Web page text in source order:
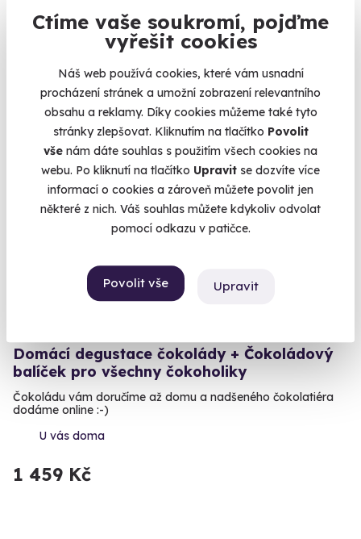
Ctíme vaše soukromí, pojďme
vyřešit cookies
Náš web používá cookies, které vám usnadní
procházení stránek a umožní zobrazení relevantního
obsahu a reklamy. Díky cookies můžeme také tyto
stránky zlepšovat. Kliknutím na tlačítko Povolit
vše nám dáte souhlas s použitím všech cookies na
webu. Po kliknutí na tlačítko Upravit se dozvíte více
informací o cookies a zároveň můžete povolit jen
některé z nich. Váš souhlas můžete kdykoliv odvolat
pomocí odkazu v patičce.
Povolit vše Upravit
Hilton (Praha)
(+ 10 dalších lokalit)
1 250 Kč
1 050 Kč
Exkluzivně u Zážitky.cz
Zážitek na doma
Domácí degustace čokolády + Čokoládový
balíček pro všechny čokoholiky
Čokoládu vám doručíme až domu a nadšeného čokolatiéra
dodáme online :-)
U vás doma
1 459 Kč